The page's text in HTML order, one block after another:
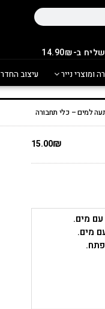
ומוצרי נייר עיצוב החדר
למים – כלי תחבורה
15.00₪
מים.